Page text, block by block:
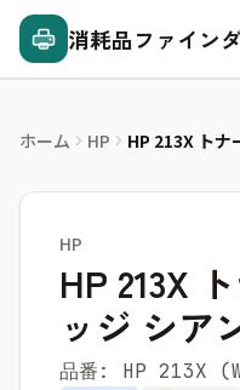
消耗品ファイン
ホーム HP HP 213X トナ
HP
HP 213X
ッジ シア
品番: HP 213X